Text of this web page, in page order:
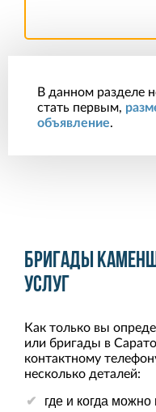
В данном разделе
стать первым,
объявление.
Бригады
услуг
Как только вы
или бригады в
контактному
несколько деталей:
где и когда